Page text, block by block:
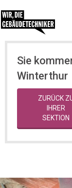
Sie
Winterthur
ZURÜCK
IHRER
SEKTION